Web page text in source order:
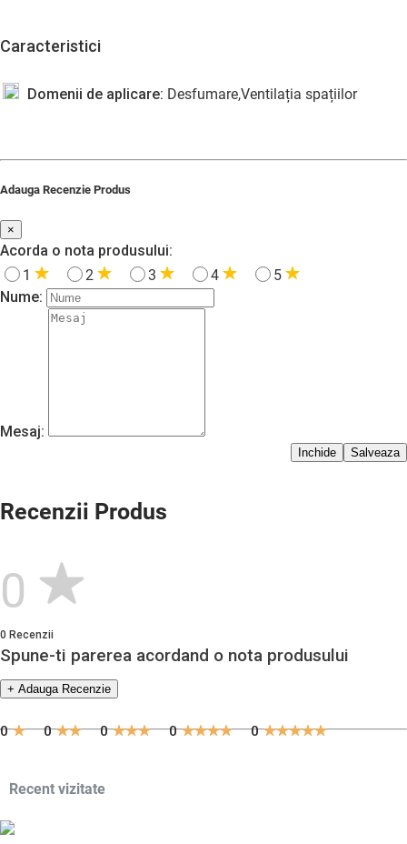
Caracteristici
Domenii de aplicare: Desfumare,Ventilația spațiilor
Adauga Recenzie Produs
×
Acorda o nota produsului:
1
2 3 4
5
Nume:
Mesaj:
Salveaza
Inchide
Recenzii Produs
0
0 Recenzii
Spune-ti parerea acordand o nota produsului
+ Adauga Recenzie
0 0 0 0 0
Recent vizitate